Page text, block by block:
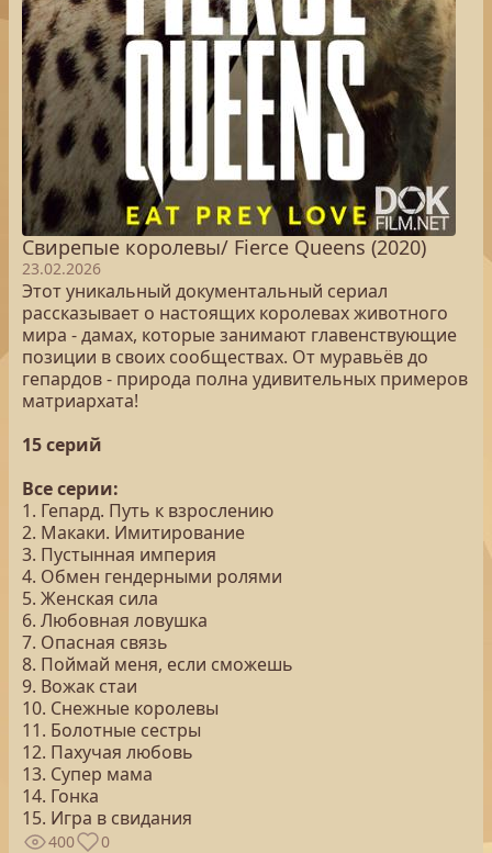
Свирепые королевы/ Fierce Queens (2020)
23.02.2026
Этот уникальный документальный сериал
рассказывает о настоящих королевах животного
мира - дамах, которые занимают главенствующие
позиции в своих сообществах. От муравьёв до
гепардов - природа полна удивительных примеров
матриархата!
15 серий
Все серии:
1. Гепард. Путь к взрослению
2. Макаки. Имитирование
3. Пустынная империя
4. Обмен гендерными ролями
5. Женская сила
6. Любовная ловушка
7. Опасная связь
8. Поймай меня, если сможешь
9. Вожак стаи
10. Снежные королевы
11. Болотные сестры
12. Пахучая любовь
13. Супер мама
14. Гонка
15. Игра в свидания
400 0